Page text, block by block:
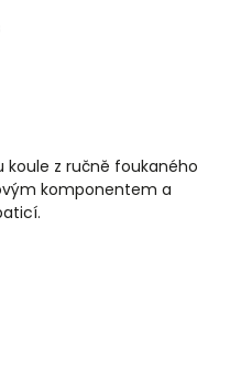
z ručně foukaného
komponentem a